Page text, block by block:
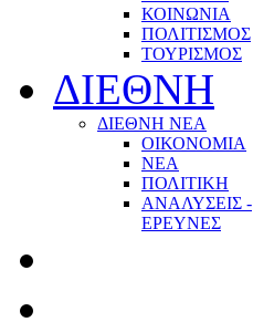
ΚΟΙΝΩΝΙΑ
ΠΟΛΙΤΙΣΜΟΣ
ΤΟΥΡΙΣΜΟΣ
ΔΙΕΘΝΗ
ΔΙΕΘΝΗ ΝΕΑ
ΟΙΚΟΝΟΜΙΑ
ΝΕΑ
ΠΟΛΙΤΙΚΗ
ΑΝΑΛΥΣΕΙΣ -
ΕΡΕΥΝΕΣ